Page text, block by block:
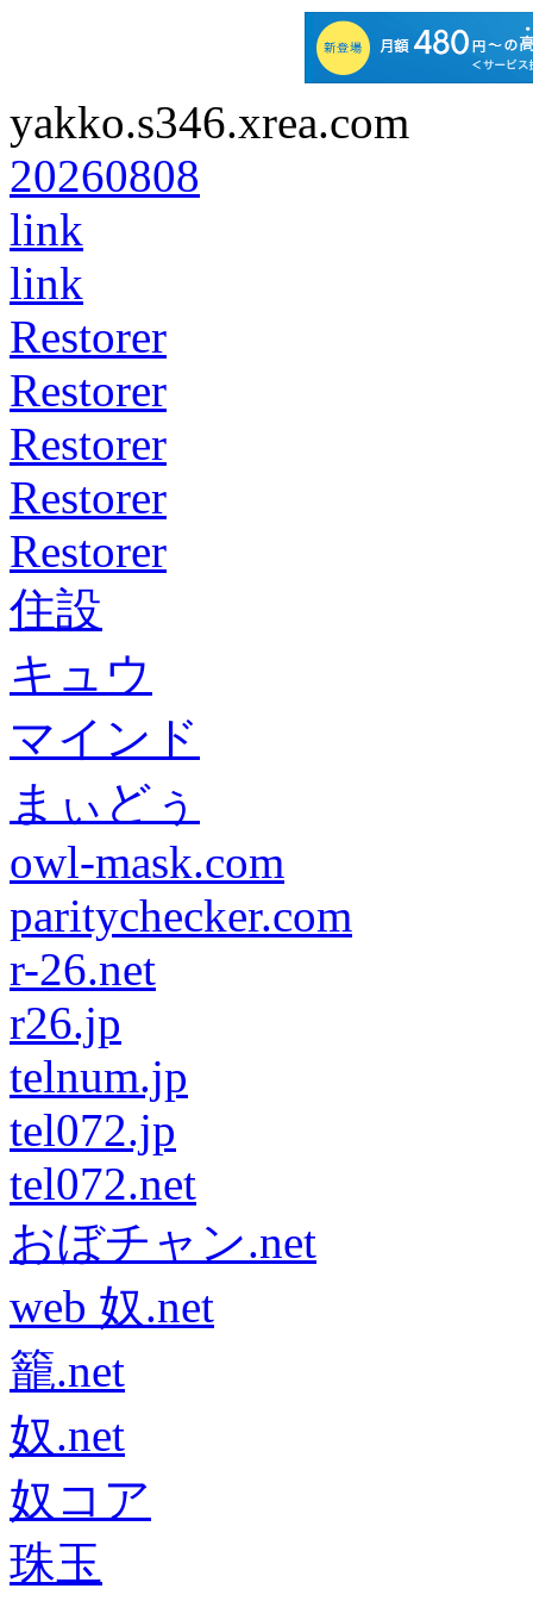
yakko.s346.xrea.com
20260808
link
link
Restorer
Restorer
Restorer
Restorer
Restorer
住設
キュウ
マインド
まぃどぅ
owl-mask.com
paritychecker.com
r-26.net
r26.jp
telnum.jp
tel072.jp
tel072.net
おぼチャン.net
web 奴.net
籠.net
奴.net
奴コア
珠玉